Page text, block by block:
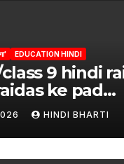
EDUCATION HINDI
class 9 hindi
ke pad
answer/raidas
9
HINDI BHARTI